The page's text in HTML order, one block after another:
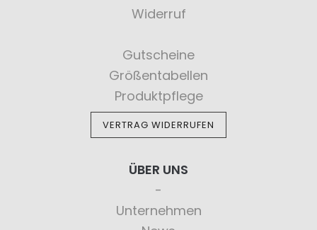
Widerruf
Gutscheine
Größentabellen
Produktpflege
VERTRAG WIDERRUFEN
ÜBER UNS
Unternehmen